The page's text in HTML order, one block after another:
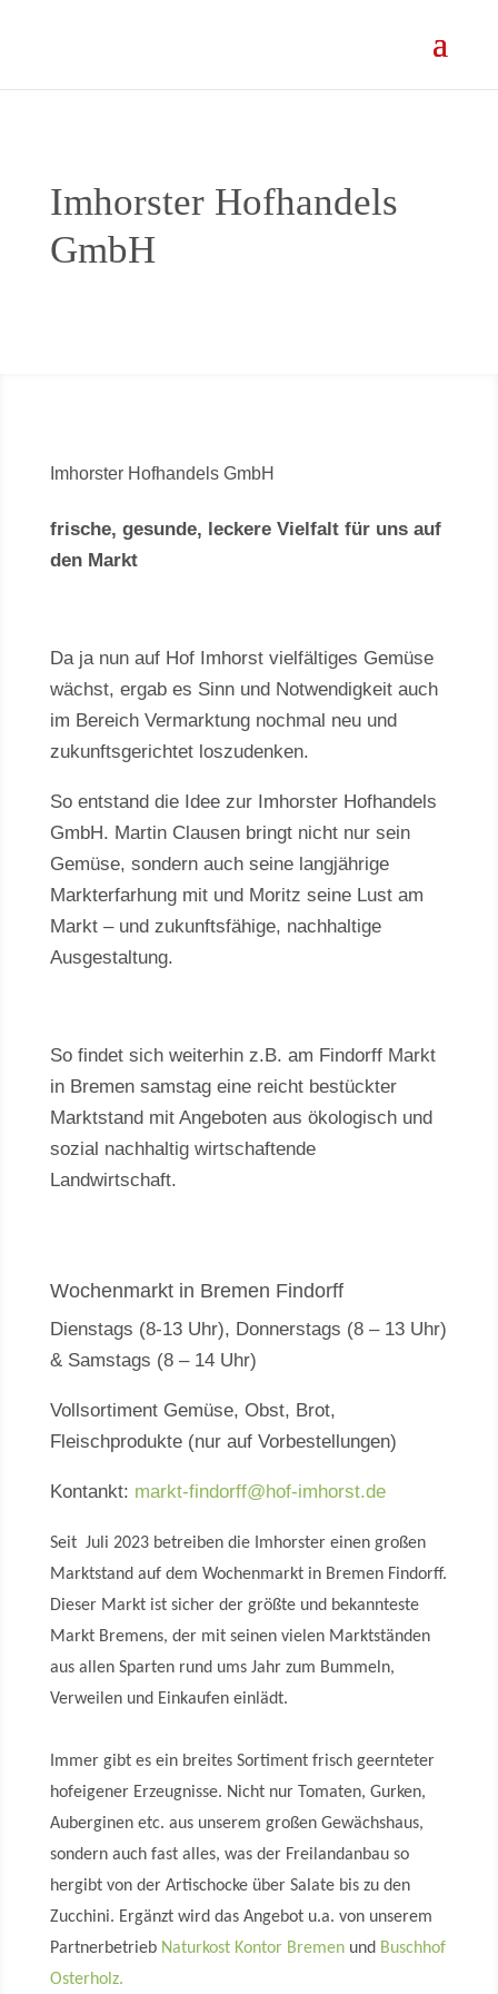
Imhorster Hofhandels
GmbH
Imhorster Hofhandels GmbH
frische, gesunde, leckere Vielfalt für uns auf
den Markt
Da ja nun auf Hof Imhorst vielfältiges Gemüse
wächst, ergab es Sinn und Notwendigkeit auch
im Bereich Vermarktung nochmal neu und
zukunftsgerichtet loszudenken.
So entstand die Idee zur Imhorster Hofhandels
GmbH. Martin Clausen bringt nicht nur sein
Gemüse, sondern auch seine langjährige
Markterfarhung mit und Moritz seine Lust am
Markt – und zukunftsfähige, nachhaltige
Ausgestaltung.
So findet sich weiterhin z.B. am Findorff Markt
in Bremen samstag eine reicht bestückter
Marktstand mit Angeboten aus ökologisch und
sozial nachhaltig wirtschaftende
Landwirtschaft.
Wochenmarkt in Bremen Findorff
Dienstags (8-13 Uhr), Donnerstags (8 – 13 Uhr)
& Samstags (8 – 14 Uhr)
Vollsortiment Gemüse, Obst, Brot,
Fleischprodukte (nur auf Vorbestellungen)
Kontankt: markt-findorff@hof-imhorst.de
Seit Juli 2023 betreiben die Imhorster einen großen
Marktstand auf dem Wochenmarkt in Bremen Findorff.
Dieser Markt ist sicher der größte und bekannteste
Markt Bremens, der mit seinen vielen Marktständen
aus allen Sparten rund ums Jahr zum Bummeln,
Verweilen und Einkaufen einlädt.
Immer gibt es ein breites Sortiment frisch geernteter
hofeigener Erzeugnisse. Nicht nur Tomaten, Gurken,
Auberginen etc. aus unserem großen Gewächshaus,
sondern auch fast alles, was der Freilandanbau so
hergibt von der Artischocke über Salate bis zu den
Zucchini. Ergänzt wird das Angebot u.a. von unserem
Partnerbetrieb Naturkost Kontor Bremenund Buschhof
Osterholz.